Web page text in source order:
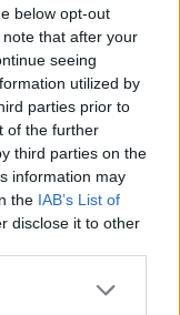
below opt-out
that after your
seeing
utilized by
parties prior to
of the further
third parties on the
information may
the IAB’s List of
disclose it to other
που